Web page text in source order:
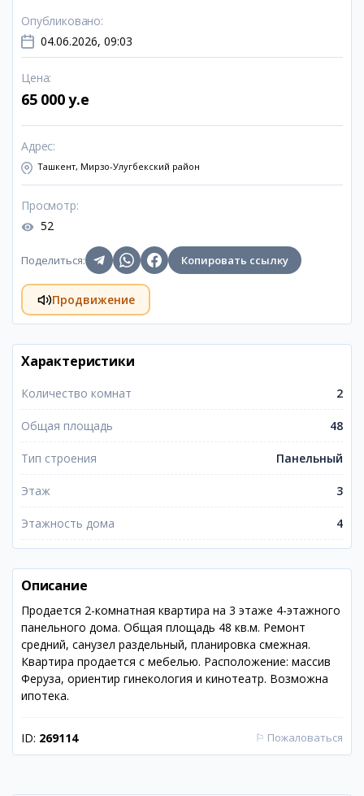
Опубликовано:
04.06.2026, 09:03
Цена:
65 000 y.e
Адрес:
Ташкент, Мирзо-Улугбекский район
Просмотр:
52
Поделиться: Копировать ссылку
Продвижение
Характеристики
Количество комнат 2
Общая площадь 48
Тип строения Панельный
Этаж 3
Этажность дома 4
Описание
Продается 2-комнатная квартира на 3 этаже 4-этажного
панельного дома. Общая площадь 48 кв.м. Ремонт
средний, санузел раздельный, планировка смежная.
Квартира продается с мебелью. Расположение: массив
Феруза, ориентир гинекология и кинотеатр. Возможна
ипотека.
ID: 269114 ⚐ Пожаловаться